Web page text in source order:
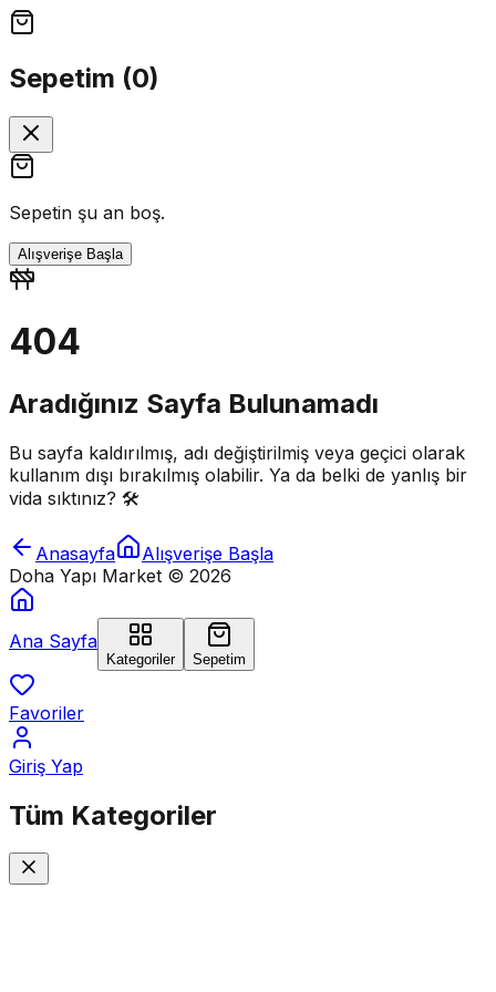
Sepetim (0)
Sepetin şu an boş.
Alışverişe Başla
404
Aradığınız Sayfa Bulunamadı
Bu sayfa kaldırılmış, adı değiştirilmiş veya geçici olarak
kullanım dışı bırakılmış olabilir. Ya da belki de yanlış bir
vida sıktınız? 🛠️
Anasayfa
Alışverişe Başla
Doha Yapı Market © 2026
Ana Sayfa
Kategoriler Sepetim
Favoriler
Giriş Yap
Tüm Kategoriler